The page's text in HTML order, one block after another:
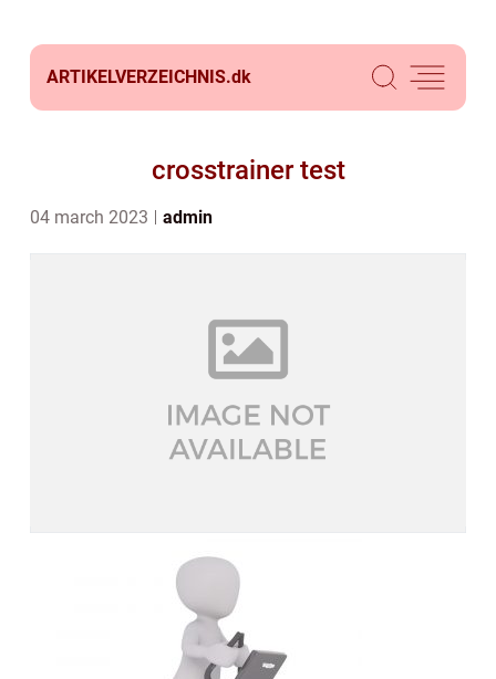
ARTIKELVERZEICHNIS.dk
crosstrainer test
04 march 2023 admin